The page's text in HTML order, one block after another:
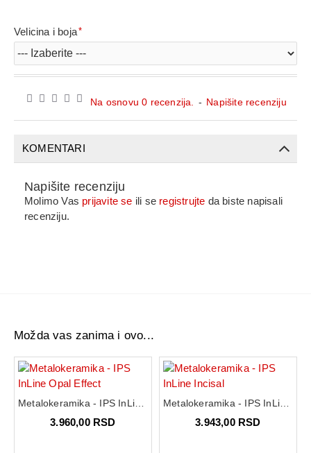
Na osnovu 0 recenzija. - Napišite recenziju
Velicina i boja
KOMENTARI
Napišite recenziju
Molimo Vas prijavite se ili se registrujte da biste napisali
recenziju.
Možda vas zanima i ovo...
3.960,00 RSD
Metalokeramika - IPS InLine Incisal
3.943,00 RSD